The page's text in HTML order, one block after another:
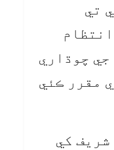
تي
چوڌاري
مقرر ڪئي
شريف کي